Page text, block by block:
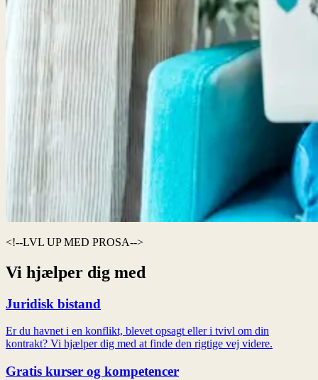
LVL UP MED PROSA
Vi hjælper dig med
Juridisk bistand
Er du havnet i en konflikt, blevet opsagt eller i tvivl om din
kontrakt? Vi hjælper dig med at finde den rigtige vej videre.
Gratis kurser og kompetencer